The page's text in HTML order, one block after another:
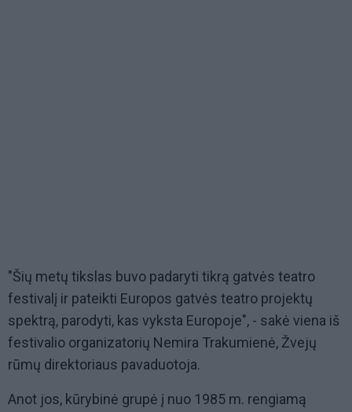
"Šių metų tikslas buvo padaryti tikrą gatvės teatro
festivalį ir pateikti Europos gatvės teatro projektų
spektrą, parodyti, kas vyksta Europoje", - sakė viena iš
festivalio organizatorių Nemira Trakumienė, Žvejų
rūmų direktoriaus pavaduotoja.
Anot jos, kūrybinė grupė į nuo 1985 m. rengiamą